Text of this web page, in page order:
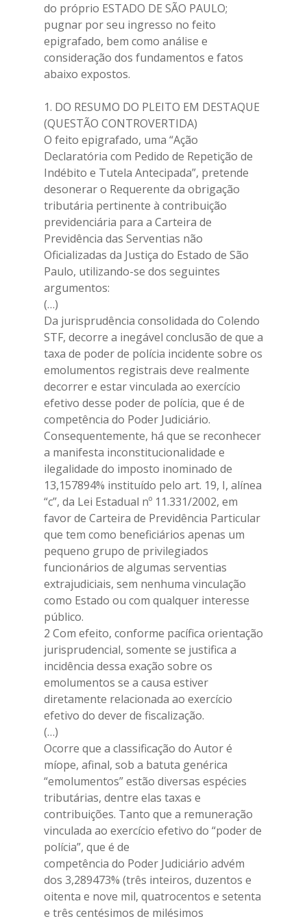
do próprio ESTADO DE SÃO PAULO;
pugnar por seu ingresso no feito
epigrafado, bem como análise e
consideração dos fundamentos e fatos
abaixo expostos.
1. DO RESUMO DO PLEITO EM DESTAQUE
(QUESTÃO CONTROVERTIDA)
O feito epigrafado, uma “Ação
Declaratória com Pedido de Repetição de
Indébito e Tutela Antecipada”, pretende
desonerar o Requerente da obrigação
tributária pertinente à contribuição
previdenciária para a Carteira de
Previdência das Serventias não
Oficializadas da Justiça do Estado de São
Paulo, utilizando-se dos seguintes
argumentos:
(…)
Da jurisprudência consolidada do Colendo
STF, decorre a inegável conclusão de que a
taxa de poder de polícia incidente sobre os
emolumentos registrais deve realmente
decorrer e estar vinculada ao exercício
efetivo desse poder de polícia, que é de
competência do Poder Judiciário.
Consequentemente, há que se reconhecer
a manifesta inconstitucionalidade e
ilegalidade do imposto inominado de
13,157894% instituído pelo art. 19, I, alínea
“c”, da Lei Estadual nº 11.331/2002, em
favor de Carteira de Previdência Particular
que tem como beneficiários apenas um
pequeno grupo de privilegiados
funcionários de algumas serventias
extrajudiciais, sem nenhuma vinculação
como Estado ou com qualquer interesse
público.
2 Com efeito, conforme pacífica orientação
jurisprudencial, somente se justifica a
incidência dessa exação sobre os
emolumentos se a causa estiver
diretamente relacionada ao exercício
efetivo do dever de fiscalização.
(…)
Ocorre que a classificação do Autor é
míope, afinal, sob a batuta genérica
“emolumentos” estão diversas espécies
tributárias, dentre elas taxas e
contribuições. Tanto que a remuneração
vinculada ao exercício efetivo do “poder de
polícia”, que é de
competência do Poder Judiciário advém
dos 3,289473% (três inteiros, duzentos e
oitenta e nove mil, quatrocentos e setenta
e três centésimos de milésimos